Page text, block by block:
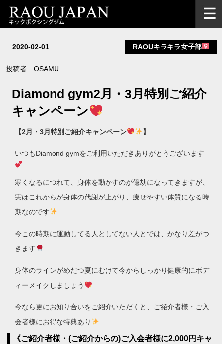
2020-02-01 RAOUキラキラ女子部
投稿者 OSAMU
Diamond gym2月・3月特別ご紹介
キャンペーン
【2月・3月特別ご紹介キャンペーン 】
いつもDiamond gymをご利用いただきありがとうございます
寒くなるにつれて、身体を動かすのが億劫になってきますが、
実はこれからが身体の代謝が上がり、痩せやすい体質になる時
期なのです
今この時期に運動してる人としてない人とでは、かなり差がつ
きます
身体のラインがめだつ夏にむけて今からしっかり健康的にボデ
ィーメイクしましょう
今なら更にお知り合いをご紹介いただくと、ご紹介者様・ご入
会者様にお得な特典あり
《ご紹介者様・(ご紹介からの)ご入会者様に2,000円キャ